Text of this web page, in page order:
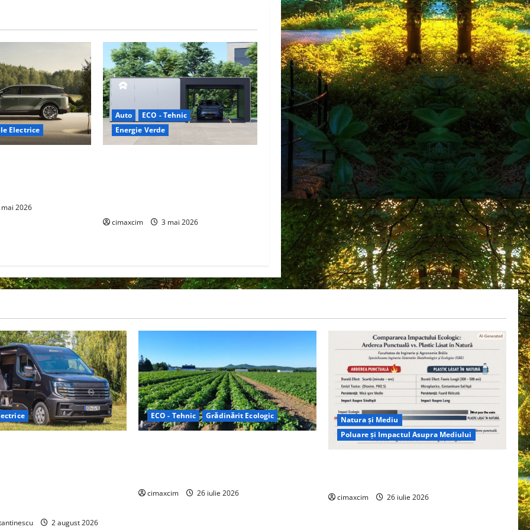
Electrice
2026
Auto
ECO - Tehnic
Energie Verde
cimaxcim 3 mai 2026
2 august 2026
ECO - Tehnic Grădinărit Ecologic
cimaxcim 26 iulie 2026
Natura și Mediu
Poluare și Impactul Asupra Mediului
cimaxcim 26 iulie 2026